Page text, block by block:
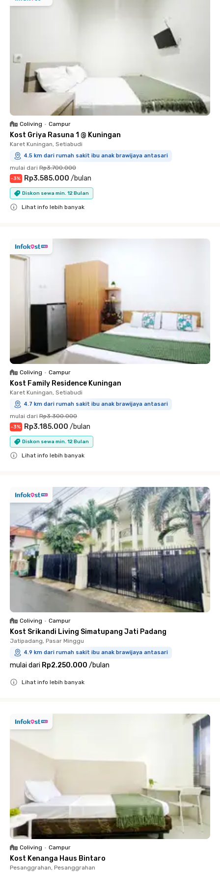
Coliving • Campur
Kost Griya Rasuna 1 @ Kuningan
Karet Kuningan, Setiabudi
4.5 km dari rumah sakit ibu anak brawijaya antasari
mulai dari Rp3.700.000
-3% Rp3.585.000 /bulan
Diskon sewa min. 12 Bulan
Lihat info lebih banyak
Coliving • Campur
Kost Family Residence Kuningan
Karet Kuningan, Setiabudi
4.7 km dari rumah sakit ibu anak brawijaya antasari
mulai dari Rp3.300.000
-3% Rp3.185.000 /bulan
Diskon sewa min. 12 Bulan
Lihat info lebih banyak
Coliving • Campur
Kost Srikandi Living Simatupang Jati Padang
Jatipadang, Pasar Minggu
4.9 km dari rumah sakit ibu anak brawijaya antasari
mulai dari Rp2.250.000 /bulan
Lihat info lebih banyak
Coliving • Campur
Kost Kenanga Haus Bintaro
Pesanggrahan, Pesanggrahan